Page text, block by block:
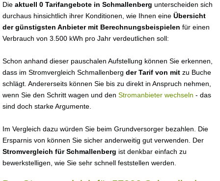
Die aktuell 0 Tarifangebote in Schmallenberg unterscheiden sich
durchaus hinsichtlich ihrer Konditionen, wie Ihnen eine Übersicht
der günstigsten Anbieter mit Berechnungsbeispielen für einen
Verbrauch von 3.500 kWh pro Jahr verdeutlichen soll:
Schon anhand dieser pauschalen Aufstellung können Sie erkennen,
dass im Stromvergleich Schmallenberg der Tarif von mit zu Buche
schlägt. Andererseits können Sie bis zu direkt in Anspruch nehmen,
wenn Sie den Schritt wagen und den Stromanbieter wechseln - das
sind doch starke Argumente.
Im Vergleich dazu würden Sie beim Grundversorger bezahlen. Die
Ersparnis von können Sie sicher anderweitig gut verwenden. Der
Stromvergleich für Schmallenberg ist denkbar einfach zu
bewerkstelligen, wie Sie sehr schnell feststellen werden.